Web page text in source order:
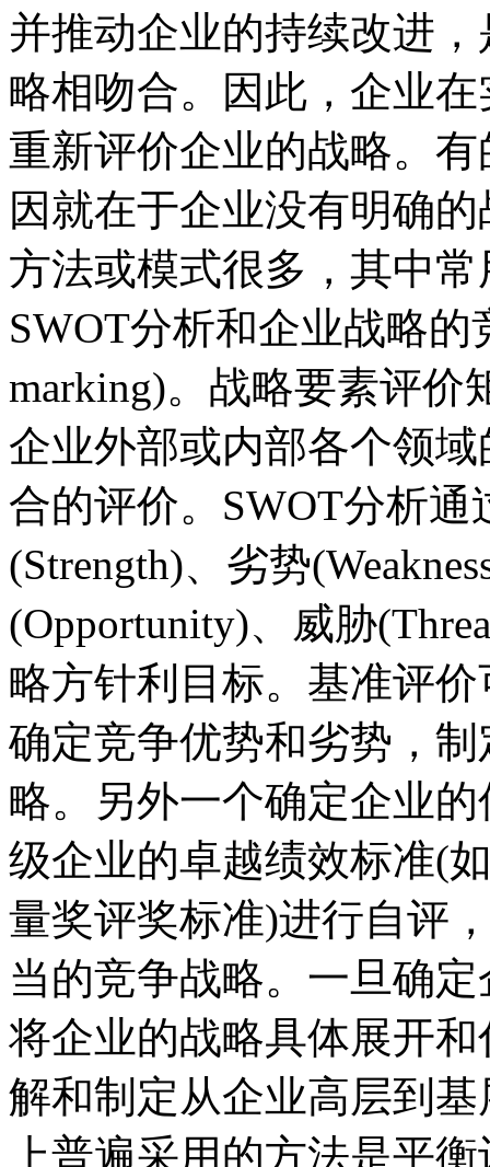
并推动企业的持续改进
略相吻合。因此，企业
重新评价企业的战略。
因就在于企业没有明确
方法或模式很多，其中
SWOT分析和企业战略
marking)。战略要素评价
企业外部或内部各个领
合的评价。SWOT分析
(Strength)、劣势
(Opportunity)、威胁
略方针利目标。基准评
确定竞争优势和劣势，
略。另外一个确定企业
级企业的卓越绩效标准(
量奖评奖标准)进行自评
当的竞争战略。一旦确
将企业的战略具体展开
解和制定从企业高层到
上普遍采用的方法是平